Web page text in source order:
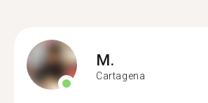
M.
Cartagena